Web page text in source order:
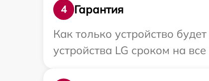
4
Гарантия
Как только устройство
устройства LG сроком на